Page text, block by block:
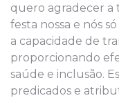
quero agradecer a
festa nossa e nós
a capacidade de
proporcionando
saúde e inclusão.
predicados e